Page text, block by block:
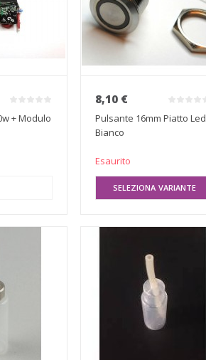
+ Modulo
8,10 €
Pulsante 16mm Piatto Led
Bianco
Esaurito
SELEZIONA VARIANTE